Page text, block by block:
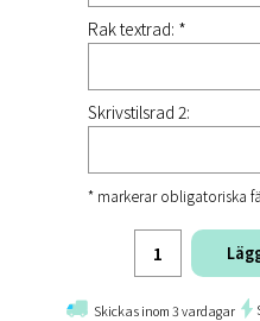
Rak textrad: *
Skrivstilsrad 2:
* markerar obligatoriska
Skickas inom 3 vardagar